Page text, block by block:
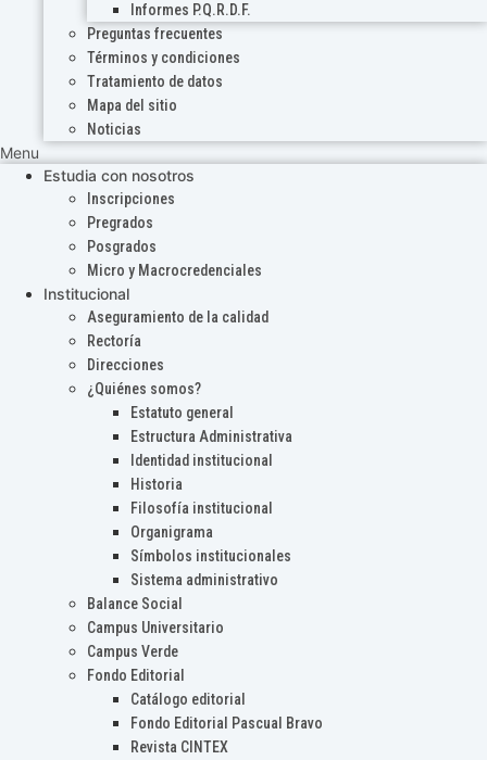
Informes P.Q.R.D.F.
Preguntas frecuentes
Términos y condiciones
Tratamiento de datos
Mapa del sitio
Noticias
Menu
Estudia con nosotros
Inscripciones
Pregrados
Posgrados
Micro y Macrocredenciales
Institucional
Aseguramiento de la calidad
Rectoría
Direcciones
¿Quiénes somos?
Estatuto general
Estructura Administrativa
Identidad institucional
Historia
Filosofía institucional
Organigrama
Símbolos institucionales
Sistema administrativo
Balance Social
Campus Universitario
Campus Verde
Fondo Editorial
Catálogo editorial
Fondo Editorial Pascual Bravo
Revista CINTEX